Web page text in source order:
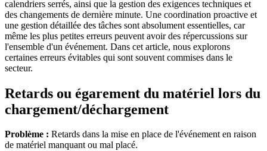
calendriers serrés, ainsi que la gestion des exigences techniques et
des changements de dernière minute. Une coordination proactive et
une gestion détaillée des tâches sont absolument essentielles, car
même les plus petites erreurs peuvent avoir des répercussions sur
l'ensemble d'un événement. Dans cet article, nous explorons
certaines erreurs évitables qui sont souvent commises dans le
secteur.
Retards ou égarement du matériel lors du
chargement/déchargement
Problème : Retards dans la mise en place de l'événement en raison
de matériel manquant ou mal placé.